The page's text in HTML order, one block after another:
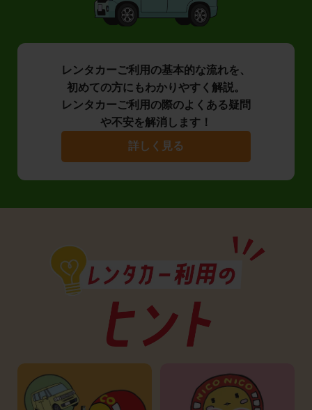
レンタカーご利用の基本的な流れを、
初めての方にもわかりやすく解説。
レンタカーご利用の際のよくある疑問
や不安を解消します！
詳しく見る